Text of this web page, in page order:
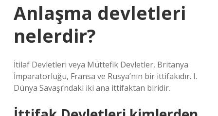
Anlaşma devletleri
nelerdir?
İtilaf Devletleri veya Müttefik Devletler, Britanya
İmparatorluğu, Fransa ve Rusya’nın bir ittifakıdır. I.
Dünya Savaşı’ndaki iki ana ittifaktan biridir.